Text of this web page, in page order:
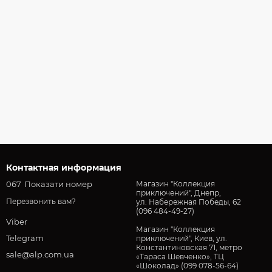
Контактная информация
067 Показати номер
Перезвонить вам?
Viber
Telegram
sale@alp.com.ua
Магазин "Коллекция
приключений", Днепр,
ул. Набережная Победы, 62
(096 484-49-27)
Магазин "Коллекция
приключений", Киев, ул.
Константиновская 71, метро
«Тараса Шевченко», ТЦ
«Шоколад» (099 078-56-64)